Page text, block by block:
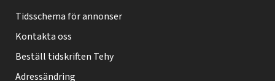
o
o
Tidsschema för annonser
Kontakta oss
Beställ tidskriften Tehy
Adressändring